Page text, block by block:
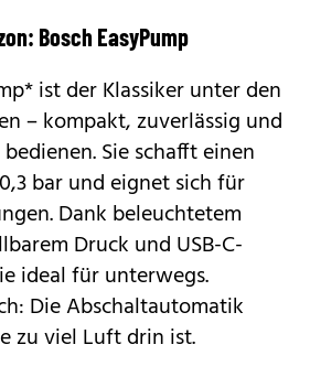
Bosch EasyPump
ist der Klassiker unter den
– kompakt, zuverlässig und
Sie schafft einen
bar und eignet sich für
Dank beleuchtetem
Druck und USB-C-
ideal für unterwegs.
Die Abschaltautomatik
zu viel Luft drin ist.